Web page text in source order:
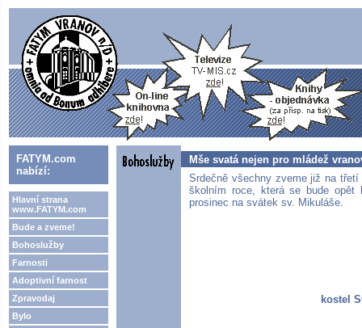
FATYM.com
nabízí:
Hlavní strana
www.FATYM.com
Bude a zveme!
Bohoslužby
Farnosti
Adoptivní farnost
Zpravodaj
Bylo
Mše svatá nejen pro mládež
Srdečně všechny zveme již na
školním roce, která se bude
prosinec na svátek sv. Mikuláše.
kostel